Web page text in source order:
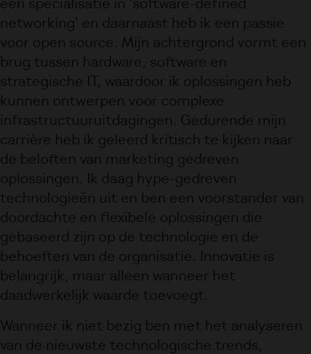
een specialisatie in ‘software-defined
networking’ en daarnaast heb ik een passie
voor open source. Mijn achtergrond vormt een
brug tussen hardware, software en
strategische IT, waardoor ik oplossingen heb
kunnen ontwerpen voor complexe
infrastructuuruitdagingen. Gedurende mijn
carrière heb ik geleerd kritisch te kijken naar
de beloften van marketing gedreven
oplossingen. Ik daag hype-gedreven
technologieën uit en ben een voorstander van
doordachte en flexibele oplossingen die
gebaseerd zijn op de technologie en de
behoeften van de organisatie. Innovatie is
belangrijk, maar alleen wanneer het
daadwerkelijk waarde toevoegt.
Wanneer ik niet bezig ben met het analyseren
van de nieuwste technologische trends,